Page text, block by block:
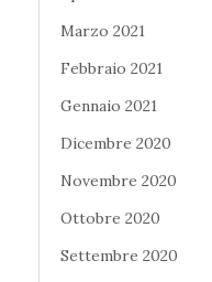
Marzo 2021
Febbraio 2021
Gennaio 2021
Dicembre 2020
Novembre 2020
Ottobre 2020
Settembre 2020